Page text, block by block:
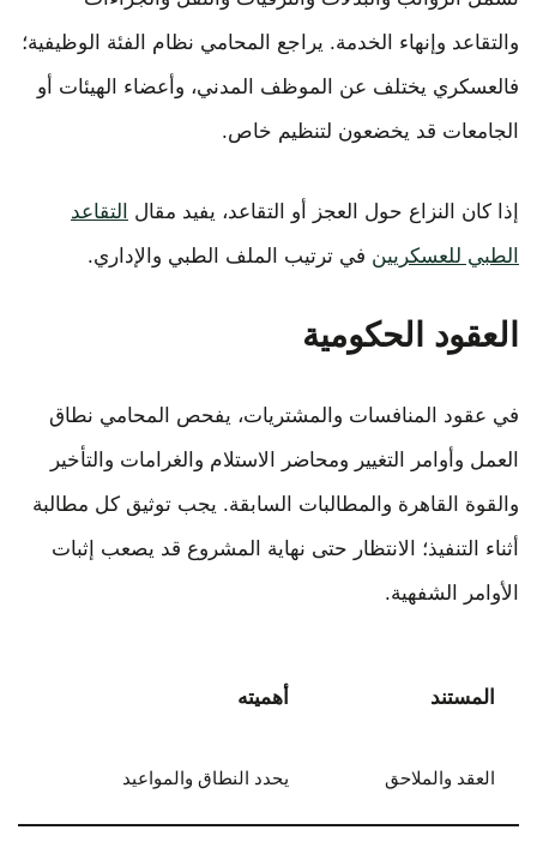
والتقاعد وإنهاء الخدمة. يراجع المحامي نظام الفئة الوظيفية؛
فالعسكري يختلف عن الموظف المدني، وأعضاء الهيئات أو
الجامعات قد يخضعون لتنظيم خاص.
إذا كان النزاع حول العجز أو التقاعد، يفيد مقال
التقاعد
الطبي للعسكريين في ترتيب الملف الطبي والإداري.
العقود الحكومية
في عقود المنافسات والمشتريات، يفحص المحامي نطاق
العمل وأوامر التغيير ومحاضر الاستلام والغرامات والتأخير
والقوة القاهرة والمطالبات السابقة. يجب توثيق كل مطالبة
أثناء التنفيذ؛ الانتظار حتى نهاية المشروع قد يصعب إثبات
الأوامر الشفهية.
المستند أهميته
العقد والملاحق يحدد النطاق والمواعيد